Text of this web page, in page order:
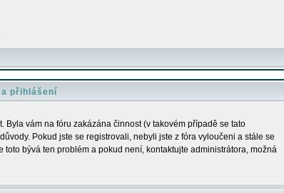
přihlášení
vám na fóru zakázána činnost (v takovém případě se tato
Pokud jste se registrovali, nebyli jste z fóra vyloučeni a stále se
bývá ten problém a pokud není, kontaktujte administrátora, možná